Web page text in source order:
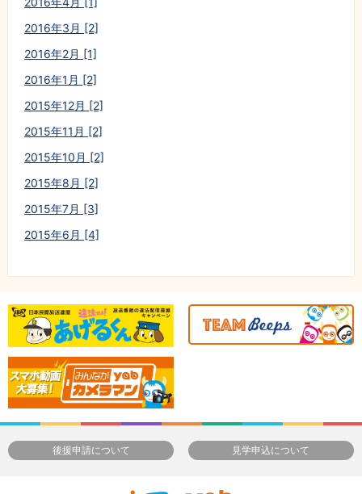
2016年3月 [2]
2016年2月 [1]
2016年1月 [2]
2015年12月 [2]
2015年11月 [2]
2015年10月 [2]
2015年8月 [2]
2015年7月 [3]
2015年6月 [4]
後援申請について 見学申込について